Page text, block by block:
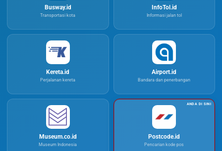
Busway.id
Transportasi kota
InfoTol.id
Informasi jalan tol
Kereta.id
Perjalanan kereta
Airport.id
Bandara dan penerbangan
Museum.co.id
Museum Indonesia
Postcode.id
Pencarian kode pos